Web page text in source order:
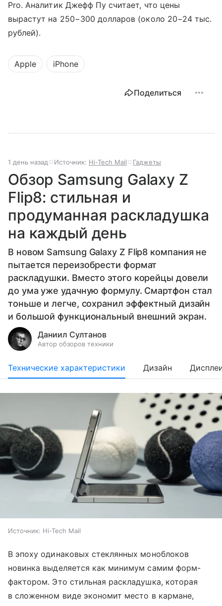
Pro. Аналитик Джефф Пу считает, что цены
вырастут на 250−300 долларов (около 20−24 тыс.
рублей).
Apple iPhone
Поделиться
1 день назад Источник: Hi-Tech Mail Гаджеты
Обзор Samsung Galaxy Z
Flip8: стильная и
продуманная раскладушка
на каждый день
В новом Samsung Galaxy Z Flip8 компания не
пытается переизобрести формат
раскладушки. Вместо этого корейцы довели
до ума уже удачную формулу. Смартфон стал
тоньше и легче, сохранил эффектный дизайн
и большой функциональный внешний экран.
Даниил Султанов
Автор обзоров техники
Технические характеристики Дизайн
Источник: Hi-Tech Mail
В эпоху одинаковых стеклянных моноблоков
новинка выделяется как минимум самим форм-
фактором. Это стильная раскладушка, которая
в сложенном виде экономит место в кармане,